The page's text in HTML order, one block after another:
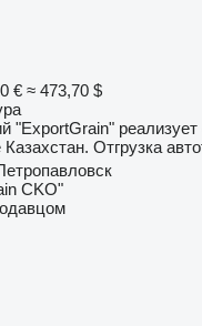
€ ≈ 473,70 $
"ExportGrain" реализует
Отгрузка
CKO"